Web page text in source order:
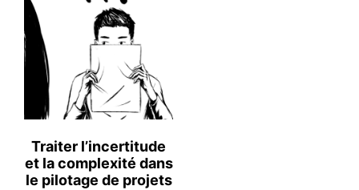
Traiter l’incertitude
et la complexité dans
le pilotage de projets